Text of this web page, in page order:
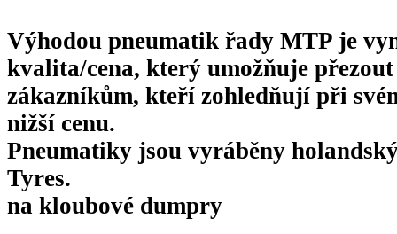
Výhodou pneumatik řady MTP je
kvalita/cena, který umožňuje
zákazníkům, kteří zohledňují při
nižší cenu.
Pneumatiky jsou vyráběny
Tyres.
na kloubové dumpry